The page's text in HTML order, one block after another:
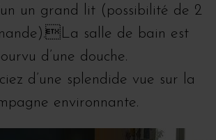
un grand lit (possibilité de 2
salle de bain est
d’une douche.
d’une splendide vue sur la
environnante.